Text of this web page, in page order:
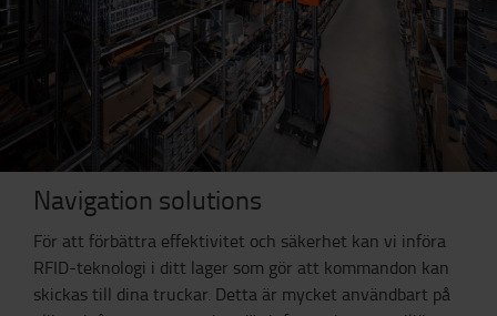
Navigation solutions
För att förbättra effektivitet och säkerhet kan vi införa
RFID-teknologi i ditt lager som gör att kommandon kan
skickas till dina truckar. Detta är mycket användbart på